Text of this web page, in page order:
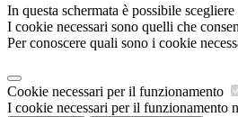
In questa schermata è possibile
I cookie necessari sono quelli che
Per conoscere quali sono i cookie
Cookie necessari per il funzionamento
I cookie necessari per il funzionamento